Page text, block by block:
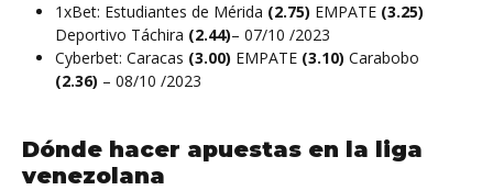
1xBet: Estudiantes de Mérida (2.75) EMPATE (3.25)
Deportivo Táchira (2.44)– 07/10 /2023
Cyberbet: Caracas (3.00) EMPATE (3.10) Carabobo
(2.36) – 08/10 /2023
Dónde hacer apuestas en la liga
venezolana